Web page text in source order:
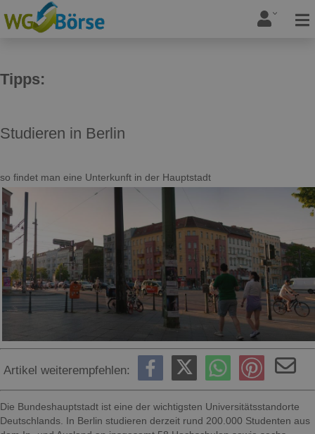
Tipps:
Studieren in Berlin
so findet man eine Unterkunft in der Hauptstadt
Artikel weiterempfehlen:
Die Bundeshauptstadt ist eine der wichtigsten Universitätsstandorte
Deutschlands. In Berlin studieren derzeit rund 200.000 Studenten aus